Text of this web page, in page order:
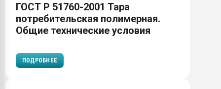
ГОСТ Р 51760-2001 Тара
потребительская полимерная.
Общие технические условия
ПОДРОБНЕЕ